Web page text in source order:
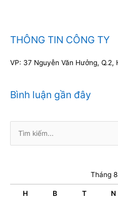
THÔNG TIN CÔNG TY
VP: 37 Nguyễn Văn Hưởng, Q.2,
Bình luận gần đây
kiếm:
Tháng
H B T N